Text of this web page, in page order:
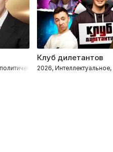
Клуб дилетантов
2026, Интеллектуальное,